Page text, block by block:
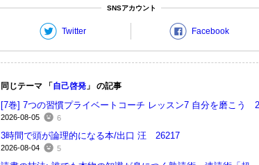
SNSアカウント
Twitter Facebook
同じテーマ 「 自己啓発 」 の記事
2026-08-05 6
3時間で頭が論理的になる本/出口 汪 26217
2026-08-04 5